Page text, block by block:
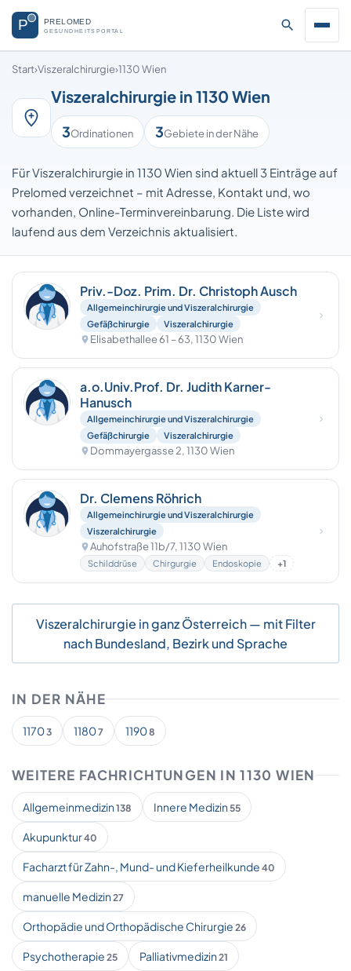
Start›Viszeralchirurgie›1130 Wien
Viszeralchirurgie in 1130 Wien
3Ordinationen 3Gebiete in der Nähe
Für Viszeralchirurgie in 1130 Wien sind aktuell 3 Einträge auf
Prelomed verzeichnet – mit Adresse, Kontakt und, wo
vorhanden, Online-Terminvereinbarung. Die Liste wird
laufend aus dem Verzeichnis aktualisiert.
Priv.-Doz. Prim. Dr. Christoph Ausch
Allgemeinchirurgie und Viszeralchirurgie
Gefäßchirurgie
Viszeralchirurgie
Elisabethallee 61 – 63, 1130 Wien
a.o.Univ.Prof. Dr. Judith Karner-
Hanusch
Allgemeinchirurgie und Viszeralchirurgie
Gefäßchirurgie
Viszeralchirurgie
Dommayergasse 2, 1130 Wien
Dr. Clemens Röhrich
Allgemeinchirurgie und Viszeralchirurgie
Viszeralchirurgie
Auhofstraße 11b/7, 1130 Wien
Schilddrüse Chirgurgie Endoskopie +1
Viszeralchirurgie in ganz Österreich — mit Filter
nach Bundesland, Bezirk und Sprache
IN DER NÄHE
11703 11807 11908
WEITERE FACHRICHTUNGEN IN 1130 WIEN
Allgemeinmedizin 138 Innere Medizin 55
Akupunktur40
Facharzt für Zahn-, Mund- und Kieferheilkunde 40
manuelle Medizin 27
Orthopädie und Orthopädische Chirurgie 26
Psychotherapie 25 Palliativmedizin 21